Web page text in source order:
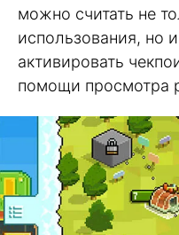
можно считать не
использования, но
активировать
помощи просмотра